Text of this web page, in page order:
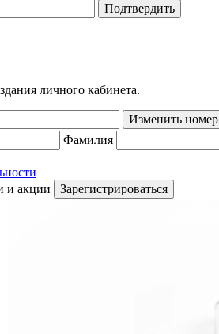
Подтвердить
личного кабинета.
Изменить номер
Фамилия
и акции
Зарегистрироваться